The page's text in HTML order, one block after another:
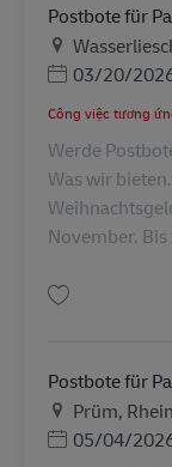
Postbote für
Địa điểm
Posted Date
03/20/
Werde
Was wir
November.
Postbote für
Địa điểm
Prüm,
Posted Date
05/04/